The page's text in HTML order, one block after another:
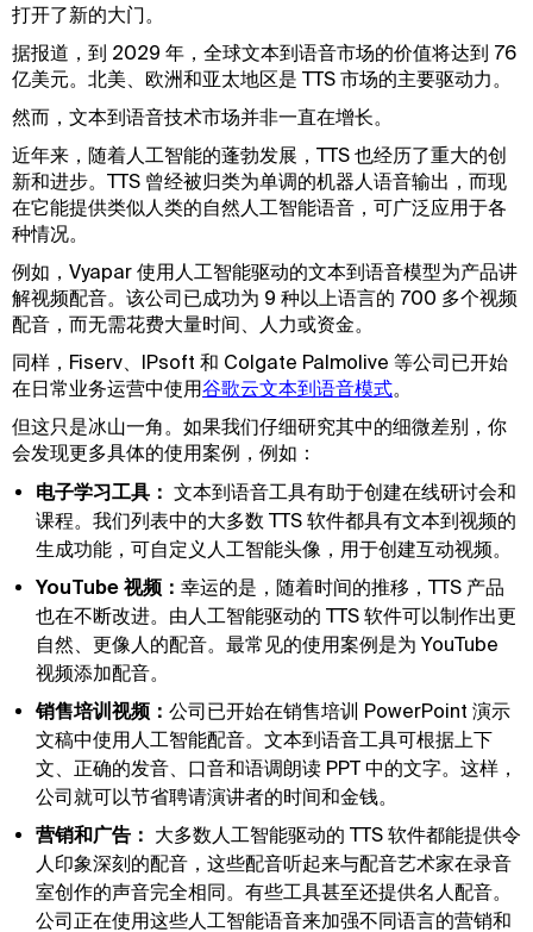
打开了新的大门。
据报道，到 2029 年，全球文本到语音市场的价值将达到 76
亿美元。北美、欧洲和亚太地区是 TTS 市场的主要驱动力。
然而，文本到语音技术市场并非一直在增长。
近年来，随着人工智能的蓬勃发展，TTS 也经历了重大的创
新和进步。TTS 曾经被归类为单调的机器人语音输出，而现
在它能提供类似人类的自然人工智能语音，可广泛应用于各
种情况。
例如，Vyapar 使用人工智能驱动的文本到语音模型为产品讲
解视频配音。该公司已成功为 9 种以上语言的 700 多个视频
配音，而无需花费大量时间、人力或资金。
同样，Fiserv、IPsoft 和 Colgate Palmolive 等公司已开始
在日常业务运营中使用谷歌云文本到语音模式。
但这只是冰山一角。如果我们仔细研究其中的细微差别，你
会发现更多具体的使用案例，例如：
电子学习工具： 文本到语音工具有助于创建在线研讨会和
课程。我们列表中的大多数 TTS 软件都具有文本到视频的
生成功能，可自定义人工智能头像，用于创建互动视频。
YouTube 视频： 幸运的是，随着时间的推移，TTS 产品
也在不断改进。由人工智能驱动的 TTS 软件可以制作出更
自然、更像人的配音。最常见的使用案例是为 YouTube
视频添加配音。
销售培训视频： 公司已开始在销售培训 PowerPoint 演示
文稿中使用人工智能配音。文本到语音工具可根据上下
文、正确的发音、口音和语调朗读 PPT 中的文字。这样，
公司就可以节省聘请演讲者的时间和金钱。
营销和广告： 大多数人工智能驱动的 TTS 软件都能提供令
人印象深刻的配音，这些配音听起来与配音艺术家在录音
室创作的声音完全相同。有些工具甚至还提供名人配音。
公司正在使用这些人工智能语音来加强不同语言的营销和